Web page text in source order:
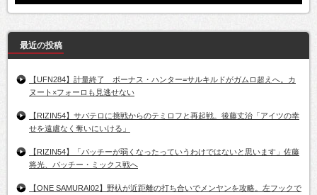
最近の投稿
【UFN284】計量終了 ボーナス・ハンター=サルキルドがガムロ超えへ。カ
ヌート×フォーロも見逃せない
【RIZIN54】サバテロに挑戦からのテミロフと再起戦。後藤丈治「アイツの幸
せを遠慮なく奪いにいける」
【RIZIN54】「パッチーが弱くなったっていうわけではないと思います」佐藤
将光、パッチー・ミックス戦へ
【ONE SAMURAI02】野杁が近距離の打ち合いでメンヤンを攻略。左フックで